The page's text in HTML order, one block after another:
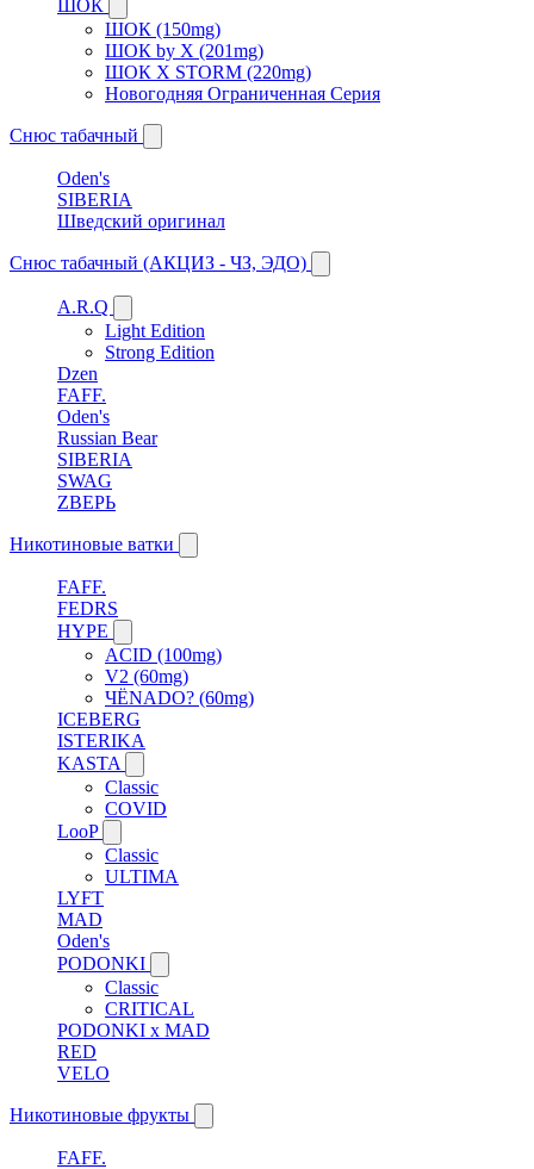
ШОК
ШОК (150mg)
ШОК by X (201mg)
ШОК X STORM (220mg)
Новогодняя Ограниченная Серия
Снюс табачный
Oden's
SIBERIA
Шведский оригинал
Снюс табачный (АКЦИЗ - ЧЗ, ЭДО)
A.R.Q
Light Edition
Strong Edition
Dzen
FAFF.
Oden's
Russian Bear
SIBERIA
SWAG
ZВЕРЬ
Никотиновые ватки
FAFF.
FEDRS
HYPE
ACID (100mg)
V2 (60mg)
ЧЁNADO? (60mg)
ICEBERG
ISTERIKA
KASTA
Classic
COVID
LooP
Classic
ULTIMA
LYFT
MAD
Oden's
PODONKI
Classic
CRITICAL
PODONKI x MAD
RED
VELO
Никотиновые фрукты
FAFF.